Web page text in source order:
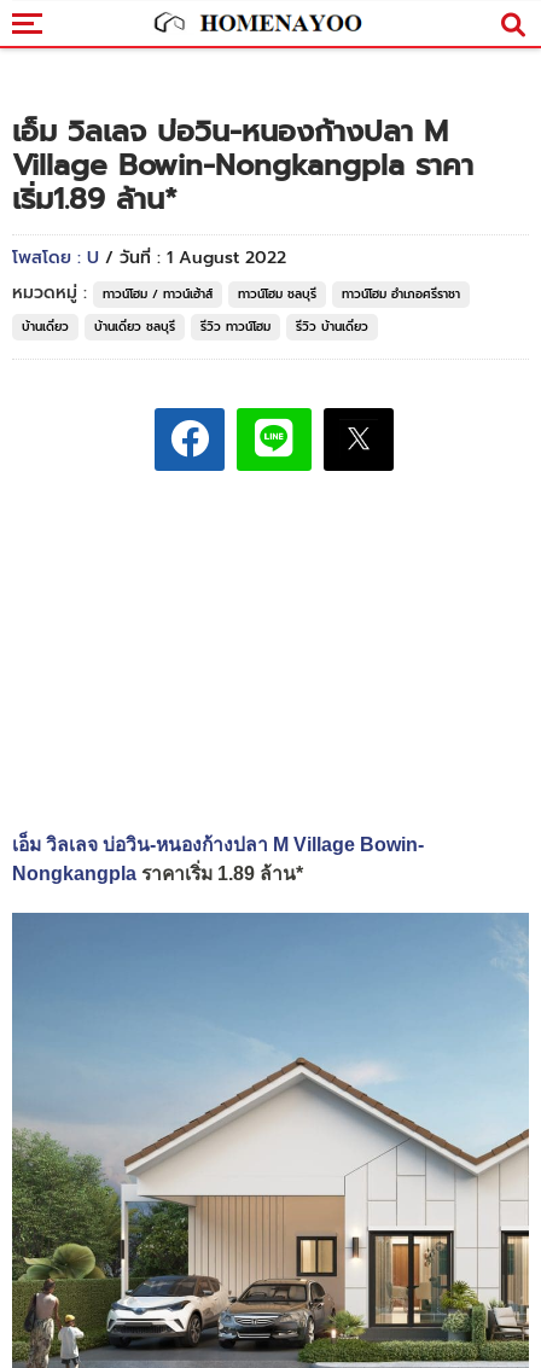
เอ็ม วิลเลจ บ่อวิน-หนองก้างปลา M
Village Bowin-Nongkangpla ราคา
เริ่ม1.89 ล้าน*
โพสโดย : U / วันที่ : 1 August 2022
หมวดหมู่ :
ทาวน์โฮม / ทาวน์เฮ้าส์ ทาวน์โฮม ชลบุรี
ทาวน์โฮม อำเภอศรีราชา
บ้านเดี่ยว
บ้านเดี่ยว ชลบุรี รีวิว ทาวน์โฮม รีวิว บ้านเดี่ยว
เอ็ม วิลเลจ บ่อวิน-หนองก้างปลา M Village Bowin-
Nongkangpla ราคาเริ่ม 1.89 ล้าน*